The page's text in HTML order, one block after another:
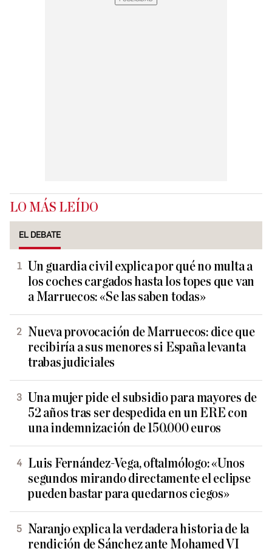
LO MÁS LEÍDO
EL DEBATE
Un guardia civil explica por qué no multa a
los coches cargados hasta los topes que van
a Marruecos: «Se las saben todas»
Nueva provocación de Marruecos: dice que
recibiría a sus menores si España levanta
trabas judiciales
Una mujer pide el subsidio para mayores de
52 años tras ser despedida en un ERE con
una indemnización de 150.000 euros
Luis Fernández-Vega, oftalmólogo: «Unos
segundos mirando directamente el eclipse
pueden bastar para quedarnos ciegos»
Naranjo explica la verdadera historia de la
rendición de Sánchez ante Mohamed VI